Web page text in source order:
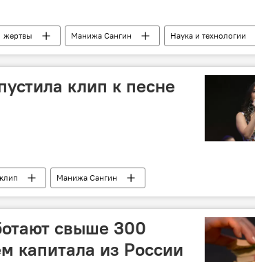
жертвы Манижа Сангин Наука и технологии
клип к песне
клип Манижа Сангин
свыше 300
капитала из России